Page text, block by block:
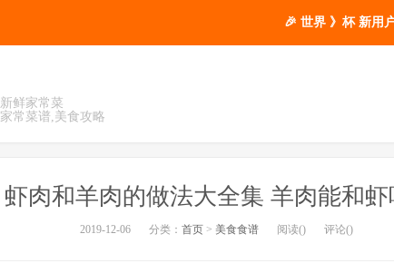
新鲜家常菜
家常菜谱,美食攻略
虾肉和羊肉的做法大全集 羊肉能和虾
2019-12-06 分类： 首页> 美食食谱 阅读() 评论()
🎉 世界 》杯 新用